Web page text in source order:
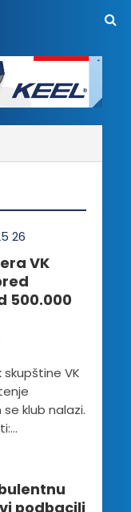
VK
500.000
VK
klub nalazi.
podbacili